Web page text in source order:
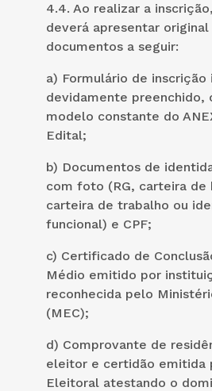
4.4. Ao realizar a
deverá apresentar
documentos a seguir:
a) Formulário de inscrição
devidamente preenchido,
modelo constante do
Edital;
b) Documentos de
com foto (RG, carteira de
carteira de trabalho ou
funcional) e CPF;
c) Certificado de
Médio emitido por
reconhecida pelo
(MEC);
d) Comprovante de
eleitor e certidão emitida
Eleitoral atestando o